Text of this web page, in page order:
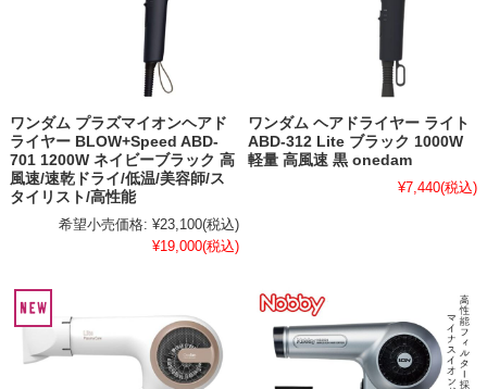
ワンダム プラズマイオンヘアド
ライヤー BLOW+Speed ABD-
701 1200W ネイビーブラック 高
風速/速乾ドライ/低温/美容師/ス
タイリスト/高性能
希望小売価格: ¥23,100(税込)
¥19,000(税込)
ワンダム ヘアドライヤー ライト
ABD-312 Lite ブラック 1000W
軽量 高風速 黒 onedam
¥7,440(税込)